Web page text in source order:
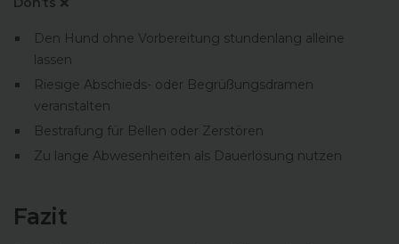
Den Hund ohne Vorbereitung stundenlang alleine
lassen
Riesige Abschieds- oder Begrüßungsdramen
veranstalten
Bestrafung für Bellen oder Zerstören
Zu lange Abwesenheiten als Dauerlösung nutzen
Fazit